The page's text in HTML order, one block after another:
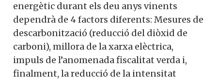
energètic durant els deu anys vinents
dependrà de 4 factors diferents: Mesures de
descarbonització (reducció del diòxid de
carboni), millora de la xarxa elèctrica,
impuls de l’anomenada fiscalitat verda i,
finalment, la reducció de la intensitat